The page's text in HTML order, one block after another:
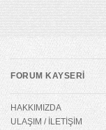
FORUM KAYSERİ
HAKKIMIZDA
ULAŞIM / İLETİŞİM